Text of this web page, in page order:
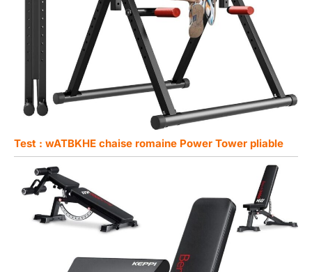
Test : wATBKHE chaise romaine Power Tower pliable